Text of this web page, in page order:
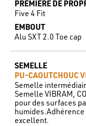
PREMIÈRE DE
Five 4 Fit
EMBOUT
Alu SXT 2.0 Toe cap
SEMELLE
PU-CAOUTCHOUC
Semelle
Semelle VIBRAM,
pour des surfaces
excellent.